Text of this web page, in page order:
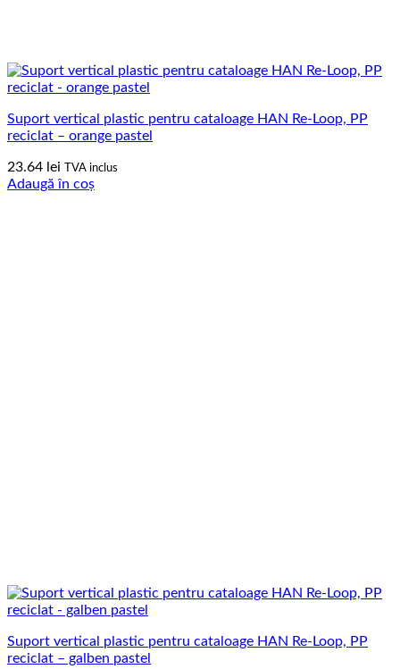
Suport vertical plastic pentru cataloage HAN Re-Loop, PP
reciclat – orange pastel
23.64 lei TVA inclus
Adaugă în coș
Suport vertical plastic pentru cataloage HAN Re-Loop, PP
reciclat – galben pastel